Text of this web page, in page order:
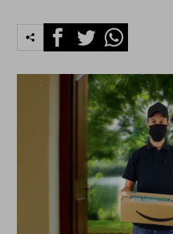
FacebookTwitterWhatsapp